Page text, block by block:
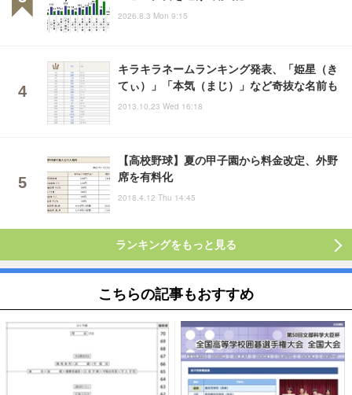
2026.8.3 Mon 9:15
キラキラネームランキング発表、「姫星（き
てぃ）」「本気（まじ）」など奇抜な名前も
2013.10.23 Wed 16:18
【高校野球】夏の甲子園から料金改定、外野
席を有料化
2018.4.12 Thu 14:45
ランキングをもっと見る
こちらの記事もおすすめ